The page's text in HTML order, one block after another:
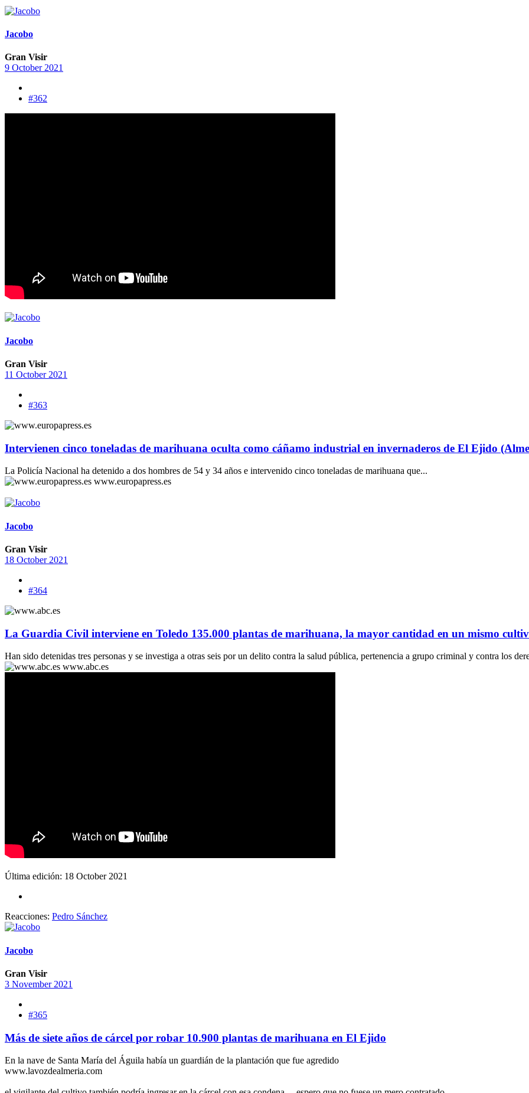
Jacobo
Gran Visir
9 October 2021
#362
Jacobo
Gran Visir
11 October 2021
#363
Intervienen cinco toneladas de marihuana oculta como cáñamo industrial en invernaderos de El Ejido
La Policía Nacional ha detenido a dos hombres de 54 y 34 años e intervenido cinco toneladas de marihuana que...
www.europapress.es
Jacobo
Gran Visir
18 October 2021
#364
La Guardia Civil interviene en Toledo 135.000 plantas de marihuana, la mayor cantidad en un mismo
Han sido detenidas tres personas y se investiga a otras seis por un delito contra la salud pública, pertenencia a grupo criminal y contra los
www.abc.es
Última edición: 18 October 2021
Reacciones: Pedro Sánchez
Jacobo
Gran Visir
3 November 2021
#365
Más de siete años de cárcel por robar 10.900 plantas de marihuana en El Ejido
En la nave de Santa María del Águila había un guardián de la plantación que fue agredido
www.lavozdealmeria.com